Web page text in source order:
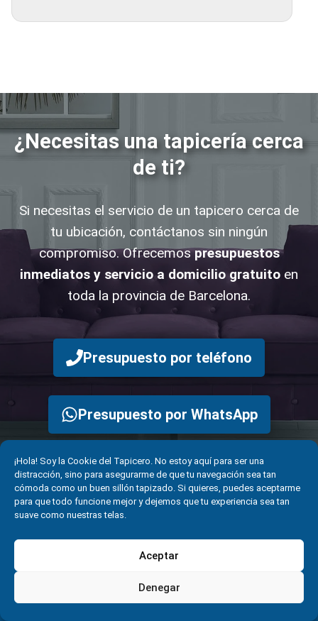
¡Hola! Soy la Cookie del Tapicero. No estoy aquí para ser una
distracción, sino para asegurarme de que tu navegación sea tan
cómoda como un buen sillón tapizado. Si quieres, puedes aceptarme
para que todo funcione mejor y dejemos que tu experiencia sea tan
suave como nuestras telas.
Aceptar
Denegar
¿Necesitas una tapicería cerca
de ti?
Si necesitas el servicio de un tapicero cerca de
tu ubicación, contáctanos sin ningún
compromiso. Ofrecemospresupuestos
inmediatos y servicio a domicilio gratuito en
toda la provincia de Barcelona.
Presupuesto por teléfono
Presupuesto por WhatsApp
Solicitar servicio de tapicería
Solicitar presupuesto: 619 15 43 46
Solicitar presupuesto por WhatsApp